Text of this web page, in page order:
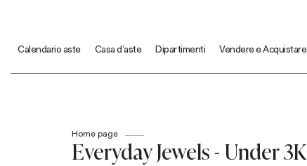
Calendario aste Casa d'aste Dipartimenti Vendere e Acquistare
Home page
Everyday Jewels - Under 3K